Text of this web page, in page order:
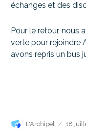
échanges et des
Pour le retour, nous
verte pour rejoindre
avons repris un bus
Auteur
L'Archipel
Publié
18